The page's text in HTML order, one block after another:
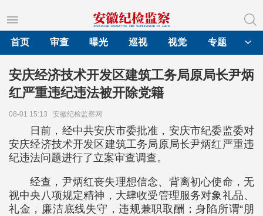
首页
审查 曝光 巡视 视觉 专题
安庆经济技术开发区建筑工务局原局长尹炳
红严重违纪违法被开除党籍
08-01 15:13 安徽纪检监察网
日前，经中共安庆市委批准，安庆市纪委监委对
安庆经济技术开发区建筑工务局原局长尹炳红严重违
纪违法问题进行了立案审查调查。
经查，尹炳红丧失理想信念、背离初心使命，无
视中央八项规定精神，大肆收受管理服务对象礼品、
礼金，廉洁底线失守，违规兼职取酬；身陷所谓“朋